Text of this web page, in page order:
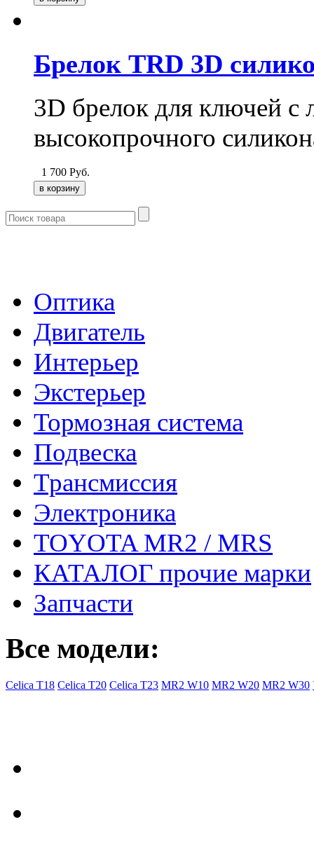
Брелок TRD 3D
3D брелок для ключей с
высокопрочного
1 700 Руб.
Оптика
Двигатель
Интерьер
Экстерьер
Тормозная система
Подвеска
Трансмиссия
Электроника
TOYOTA MR2 / MRS
КАТАЛОГ прочие марки
Запчасти
Все модели:
Celica T18 Celica T20 Celica T23 MR2 W10 MR2 W20 MR2 W30